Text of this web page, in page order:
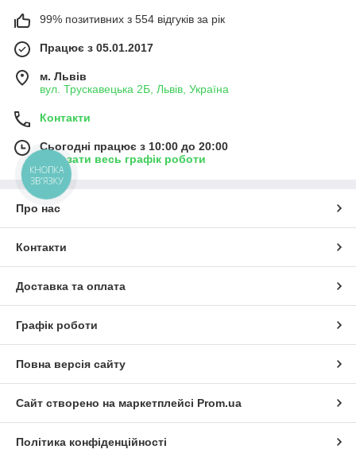
99% позитивних з 554 відгуків за рік
Працює з 05.01.2017
м. Львів
вул. Трускавецька 2Б, Львів, Україна
Контакти
Сьогодні працює з 10:00 до 20:00
Показати весь графік роботи
Про нас
Контакти
Доставка та оплата
Графік роботи
Повна версія сайту
Сайт створено на маркетплейсі Prom.ua
Політика конфіденційності
КНОПКА
ЗВ'ЯЗКУ